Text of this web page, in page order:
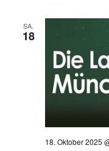
SA.
18
18. Oktober 2025